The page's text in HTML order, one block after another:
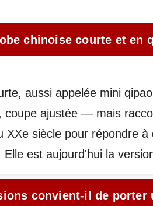
chinoise courte et
aussi appelée mini
coupe ajustée — mais
XXe siècle pour répondre
est aujourd'hui la
convient-il de porter